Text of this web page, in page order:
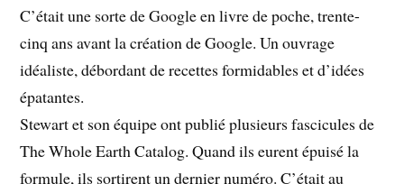
C’était une sorte de Google en livre de poche, trente-
cinq ans avant la création de Google. Un ouvrage
idéaliste, débordant de recettes formidables et d’idées
épatantes.
Stewart et son équipe ont publié plusieurs fascicules de
The Whole Earth Catalog. Quand ils eurent épuisé la
formule, ils sortirent un dernier numéro. C’était au